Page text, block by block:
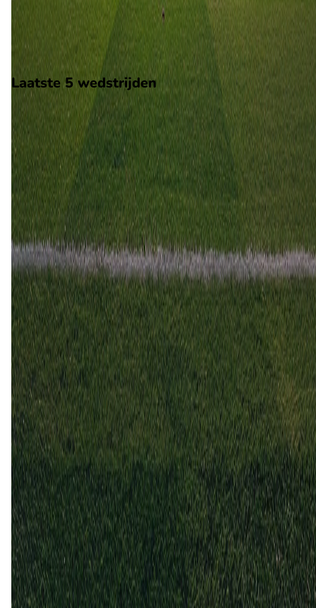
De wedstrijd wordt afgetrapt om 15:00 en wordt gespeeld in
Norway 2.
Stadion: Aasane Arena
Scheidsrechter: Onbekend
Laatste 5 wedstrijden
H2H
Aasane
Kongsvinger
31 mei
2026
Kongsvinger
Aasane
3
8 nov 2025
Aasane
Kongsvinger
0
31 mrt
2025
Kongsvinger
Aasane
1
4 mrt 2025
Kongsvinger
Aasane
1
0
2 sep
2024
Aasane
Kongsvinger
21
Aasane (1)20%
Gelijk (2)40%